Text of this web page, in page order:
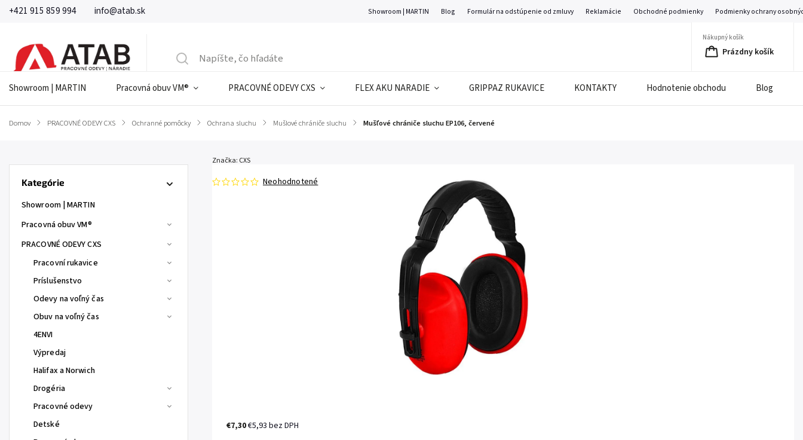
+421 915 859 994 info@atab.sk Showroom | MARTIN Blog Formulár na odstúpenie od zmluvy Reklamácie Obchodné podmienky Podmienky ochrany
Nákupný košík
Prázdny košík
Showroom | MARTIN Pracovná obuv VM® PRACOVNÉ ODEVY CXS FLEX AKU NARADIE GRIPPAZ RUKAVICE KONTAKTY Hodnotenie obchodu Blog
Domov / PRACOVNÉ ODEVY CXS / Ochranné pomôcky / Ochrana sluchu / Mušlové chrániče sluchu / Mušľové chrániče sluchu EP106, červené
Kategórie
Showroom | MARTIN
Pracovná obuv VM®
PRACOVNÉ ODEVY CXS
Pracovní rukavice
Príslušenstvo
Odevy na voľný čas
Obuv na voľný čas
4ENVI
Výpredaj
Halifax a Norwich
Drogéria
Pracovné odevy
Detské
Neohodnotené
Značka: CXS
€7,30€5,93 bez DPH